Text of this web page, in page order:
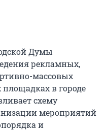
Думы
рекламных,
массовых
в городе
схему
мероприятий
и